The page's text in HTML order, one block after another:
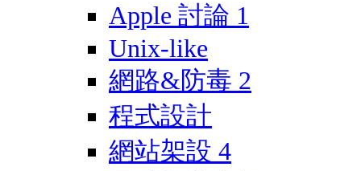
Apple 討論 1
Unix-like
網路&防毒 2
程式設計
網站架設 4